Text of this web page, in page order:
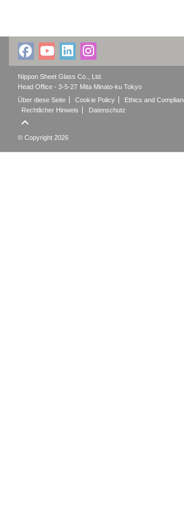
Nippon Sheet Glass Co., Ltd.
Head Office - 3-5-27 Mita Minato-ku Tokyo
Über diese Seite
Cookie Policy
Ethics and
Rechtlicher Hinweis
Datenschutz

© Copyright 2026